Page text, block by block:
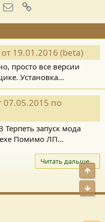
E-mail
19.01.2016 (beta)
просто все версии
Установка...
07.05.2015 по
запуск мода
Помимо ЛП...
Читать дальше…